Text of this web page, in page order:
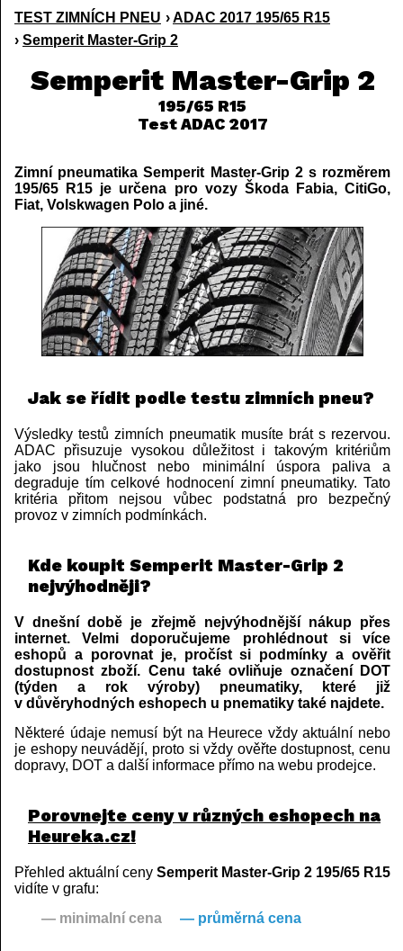
TEST ZIMNÍCH PNEU ›ADAC 2017 195/65 R15
› Semperit Master-Grip 2
Semperit Master-Grip 2
195/65 R15
Test ADAC 2017
Zimní pneumatika Semperit Master-Grip 2 s rozměrem
195/65 R15 je určena pro vozy Škoda Fabia, CitiGo,
Fiat, Volskwagen Polo a jiné.
Jak se řídit podle testu zimních pneu?
Výsledky testů zimních pneumatik musíte brát s rezervou.
ADAC přisuzuje vysokou důležitost i takovým kritériům
jako jsou hlučnost nebo minimální úspora paliva a
degraduje tím celkové hodnocení zimní pneumatiky. Tato
kritéria přitom nejsou vůbec podstatná pro bezpečný
provoz v zimních podmínkách.
Kde koupit Semperit Master-Grip 2
nejvýhodněji?
V dnešní době je zřejmě nejvýhodnější nákup přes
internet. Velmi doporučujeme prohlédnout si více
eshopů a porovnat je, pročíst si podmínky a ověřit
dostupnost zboží. Cenu také ovliňuje označení DOT
(týden a rok výroby) pneumatiky, které již
v důvěryhodných eshopech u pnematiky také najdete.
Některé údaje nemusí být na Heurece vždy aktuální nebo
je eshopy neuvádějí, proto si vždy ověřte dostupnost, cenu
dopravy, DOT a další informace přímo na webu prodejce.
Porovnejte ceny v různých eshopech na
Heureka.cz!
Přehled aktuální ceny Semperit Master-Grip 2 195/65 R15
vidíte v grafu:
— minimalní cena
— průměrná cena